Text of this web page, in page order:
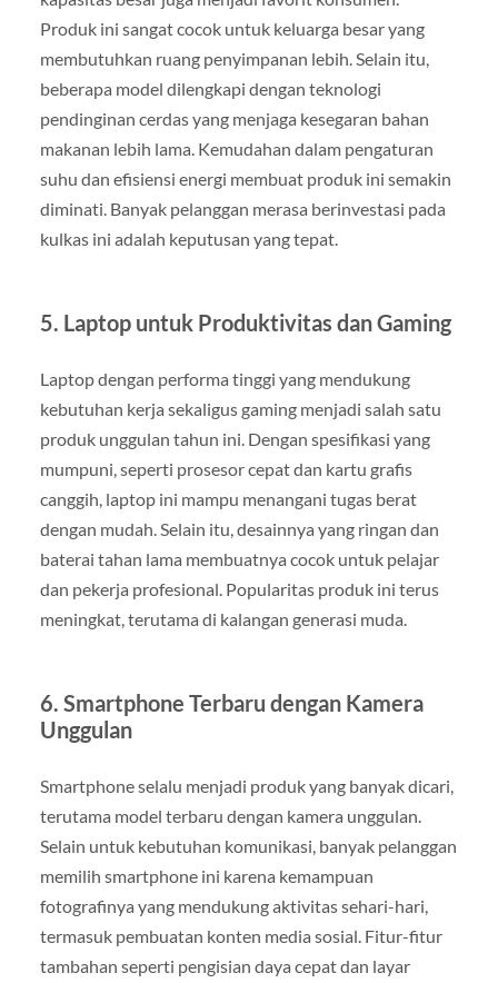
Produk ini sangat cocok untuk keluarga besar yang
membutuhkan ruang penyimpanan lebih. Selain itu,
beberapa model dilengkapi dengan teknologi
pendinginan cerdas yang menjaga kesegaran bahan
makanan lebih lama. Kemudahan dalam pengaturan
suhu dan efisiensi energi membuat produk ini semakin
diminati. Banyak pelanggan merasa berinvestasi pada
kulkas ini adalah keputusan yang tepat.
5. Laptop untuk Produktivitas dan Gaming
Laptop dengan performa tinggi yang mendukung
kebutuhan kerja sekaligus gaming menjadi salah satu
produk unggulan tahun ini. Dengan spesifikasi yang
mumpuni, seperti prosesor cepat dan kartu grafis
canggih, laptop ini mampu menangani tugas berat
dengan mudah. Selain itu, desainnya yang ringan dan
baterai tahan lama membuatnya cocok untuk pelajar
dan pekerja profesional. Popularitas produk ini terus
meningkat, terutama di kalangan generasi muda.
6. Smartphone Terbaru dengan Kamera
Unggulan
Smartphone selalu menjadi produk yang banyak dicari,
terutama model terbaru dengan kamera unggulan.
Selain untuk kebutuhan komunikasi, banyak pelanggan
memilih smartphone ini karena kemampuan
fotografinya yang mendukung aktivitas sehari-hari,
termasuk pembuatan konten media sosial. Fitur-fitur
tambahan seperti pengisian daya cepat dan layar